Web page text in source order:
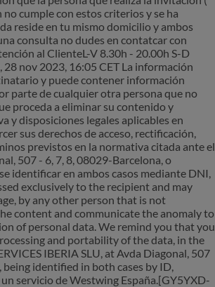
cumple con estos criterios y se ha
reside en tu mismo domicilio y ambos
consulta no dudes en contatcar con
al ClienteL-V 8.30h - 20.00h S-D
nov 2023, 16:05 CET La información
y puede contener información
parte de cualquier otra persona que no
proceda a eliminar su contenido y
y disposiciones legales aplicables en
sus derechos de acceso, rectificación,
previstos en la normativa citada ante el
507 - 6, 7, 8, 08029-Barcelona, o
identificar en ambos casos mediante DNI,
exclusively to the recipient and may
by any other person that is not
content and communicate the anomaly to
of personal data. We remind you that you
and portability of the data, in the
IBERIA SLU, at Avda Diagonal, 507
identified in both cases by ID,
servicio de Westwing España.[GY5YXD-